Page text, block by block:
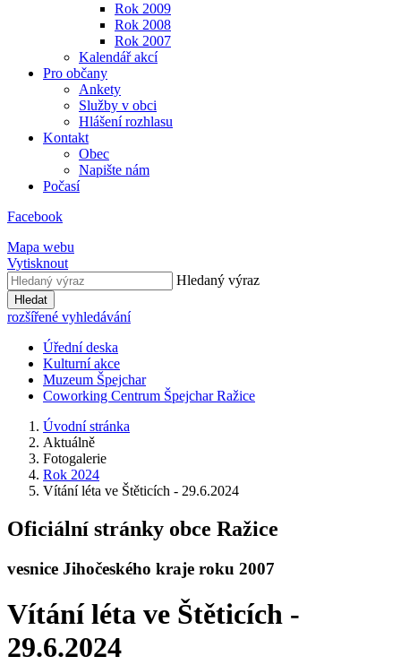
Rok 2009
Rok 2008
Rok 2007
Kalendář akcí
Pro občany
Ankety
Služby v obci
Hlášení rozhlasu
Kontakt
Obec
Napište nám
Počasí
Facebook
Mapa webu
Vytisknout
Hledaný výraz
Hledat
rozšířené vyhledávání
Úřední deska
Kulturní akce
Muzeum Špejchar
Coworking Centrum Špejchar Ražice
Úvodní stránka
Aktuálně
Fotogalerie
Rok 2024
Vítání léta ve Štěticích - 29.6.2024
Oficiální stránky obce Ražice
vesnice Jihočeského kraje roku 2007
Vítání léta ve Štěticích -
29.6.2024